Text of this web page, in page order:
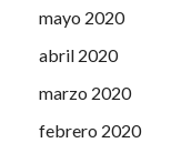
mayo 2020
abril 2020
marzo 2020
febrero 2020